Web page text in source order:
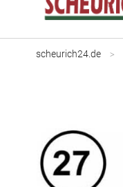
scheurich24.de
springen